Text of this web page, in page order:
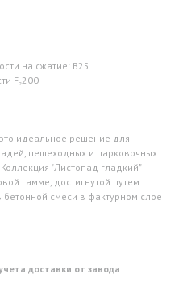
на сжатие: B25
F₂200
идеальное решение для
пешеходных и парковочных
"Листопад гладкий"
гамме, достигнутой путем
смеси в фактурном слое
доставки от завода